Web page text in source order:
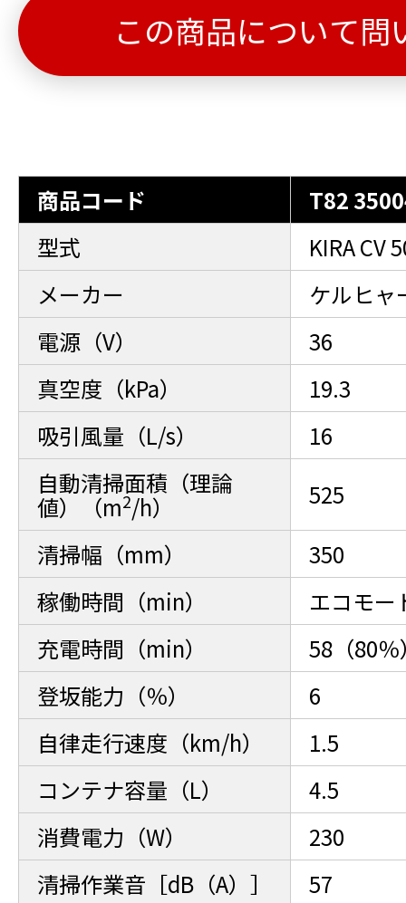
この商品について問
商品コード
T82
型式
KIRA CV
メーカー
ケルヒャ
電源（V）
36
真空度（kPa）
19.3
吸引風量（L/s）
16
自動清掃面積（理論
値）（m2/h）
525
清掃幅（mm）
350
稼働時間（min）
エコモー
充電時間（min）
58（80
登坂能力（％）
6
自律走行速度（km/h）
1.5
コンテナ容量（L）
4.5
消費電力（W）
230
清掃作業音［dB（A）］
57